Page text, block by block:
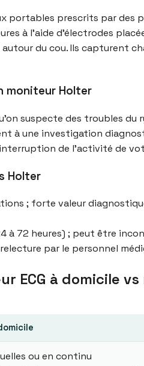
portables prescrits par des
à l’aide d’électrodes
du cou. Ils capturent
moniteur Holter
suspecte des troubles du
à une investigation
de l’activité de
Holter
; forte valeur
à 72 heures) ; peut être
par le personnel
ECG à domicile
ou en continu